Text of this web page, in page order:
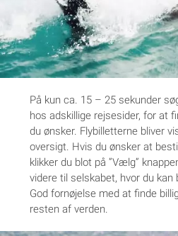
På kun ca. 15 – 25 sekunder
hos adskillige rejsesider, for at
du ønsker. Flybilletterne bliver
oversigt. Hvis du ønsker at
klikker du blot på ”Vælg”
videre til selskabet, hvor du kan
God fornøjelse med at finde
resten af verden.